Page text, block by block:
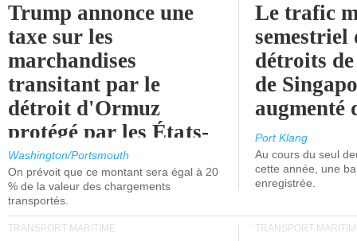
Trump annonce une
taxe sur les
marchandises
transitant par le
détroit d'Ormuz
protégé par les États-
Unis.
Washington/Portsmouth
On prévoit que ce montant sera égal à 20
% de la valeur des chargements
transportés.
Le trafic
semestriel
détroits
de
augmenté
Port Klang
Au cours du seul
cette année, une
enregistrée.
TRANSPORT MARITIME TRANSPORT